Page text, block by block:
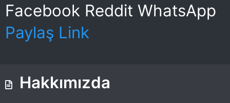
Facebook Reddit WhatsApp
Paylaş Link
Hakkımızda